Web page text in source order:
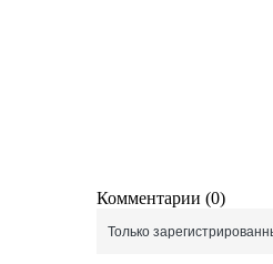
Комментарии (0)
Только